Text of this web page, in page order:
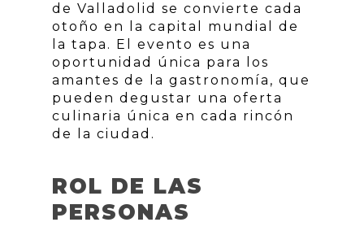
de Valladolid se convierte cada
otoño en la capital mundial de
la tapa. El evento es una
oportunidad única para los
amantes de la gastronomía, que
pueden degustar una oferta
culinaria única en cada rincón
de la ciudad.
ROL DE LAS
PERSONAS